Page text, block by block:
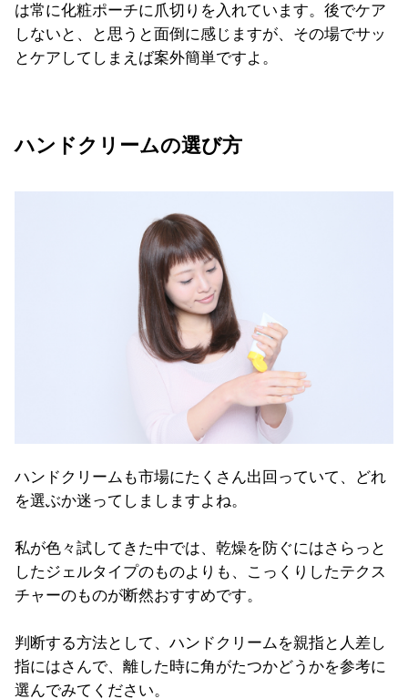
は常に化粧ポーチに爪切りを入れています。後でケア
しないと、と思うと面倒に感じますが、その場でサッ
とケアしてしまえば案外簡単ですよ。
ハンドクリームの選び方
ハンドクリームも市場にたくさん出回っていて、どれ
を選ぶか迷ってしましますよね。
私が色々試してきた中では、乾燥を防ぐにはさらっと
したジェルタイプのものよりも、こっくりしたテクス
チャーのものが断然おすすめです。
判断する方法として、ハンドクリームを親指と人差し
指にはさんで、離した時に角がたつかどうかを参考に
選んでみてください。